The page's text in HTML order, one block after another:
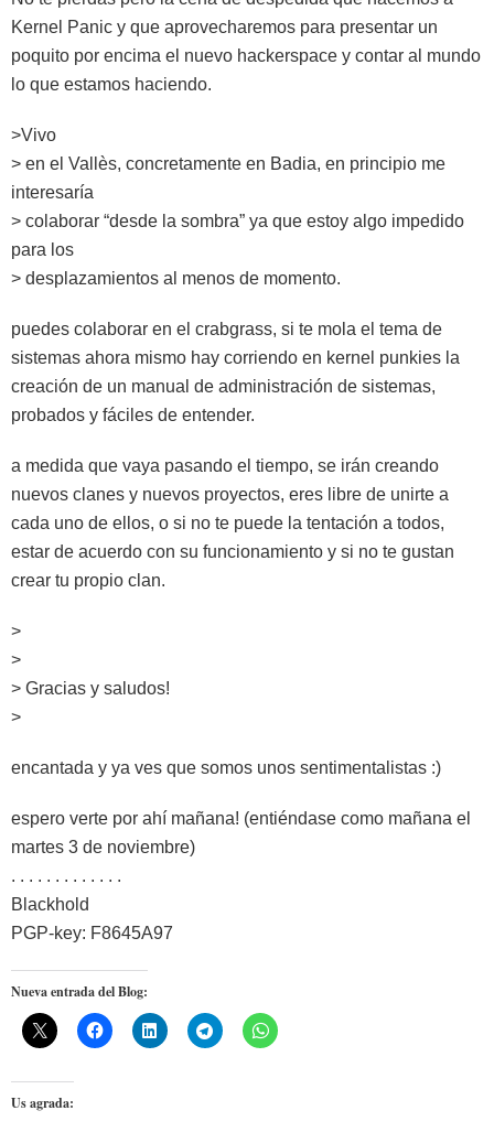
Kernel Panic y que aprovecharemos para presentar un
poquito por encima el nuevo hackerspace y contar al mundo
lo que estamos haciendo.
>Vivo
> en el Vallès, concretamente en Badia, en principio me
interesaría
> colaborar “desde la sombra” ya que estoy algo impedido
para los
> desplazamientos al menos de momento.
puedes colaborar en el crabgrass, si te mola el tema de
sistemas ahora mismo hay corriendo en kernel punkies la
creación de un manual de administración de sistemas,
probados y fáciles de entender.
a medida que vaya pasando el tiempo, se irán creando
nuevos clanes y nuevos proyectos, eres libre de unirte a
cada uno de ellos, o si no te puede la tentación a todos,
estar de acuerdo con su funcionamiento y si no te gustan
crear tu propio clan.
>
>
> Gracias y saludos!
>
encantada y ya ves que somos unos sentimentalistas :)
espero verte por ahí mañana! (entiéndase como mañana el
martes 3 de noviembre)
. . . . . . . . . . . . .
Blackhold
PGP-key: F8645A97
Nueva entrada del Blog:
Us agrada: